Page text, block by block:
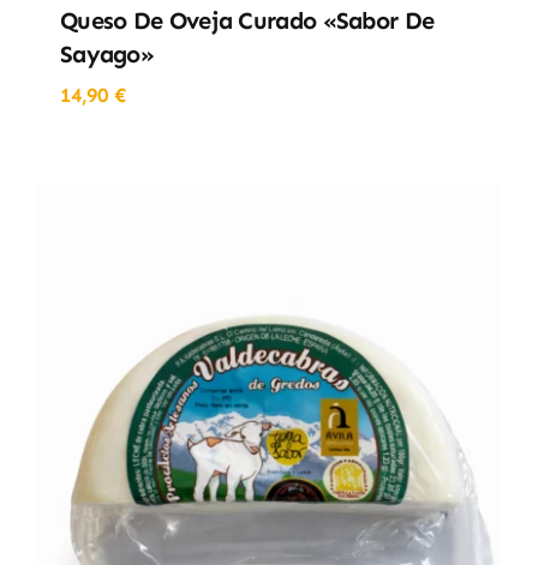
Queso De Oveja Curado «Sabor De
Sayago»
14,90 €